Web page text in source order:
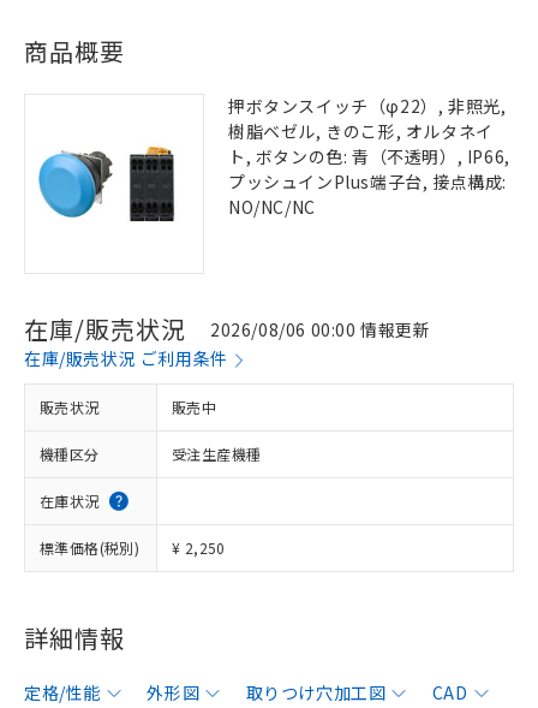
商品概要
押ボタンスイッチ（φ22）, 非照光,
樹脂ベゼル, きのこ形, オルタネイ
ト, ボタンの色: 青（不透明）, IP66,
プッシュインPlus端子台, 接点構成:
NO/NC/NC
在庫/販売状況
2026/08/06 00:00 情報更新
在庫/販売状況 ご利用条件
販売状況 販売中
機種区分 受注生産機種
在庫状況
標準価格(税別) ¥ 2,250
詳細情報
定格/性能 外形図 取りつけ穴加工図
CAD